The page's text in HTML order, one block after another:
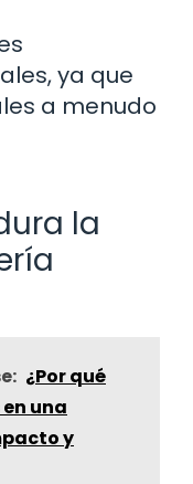
ya que
a menudo
la
¿Por qué
una
y